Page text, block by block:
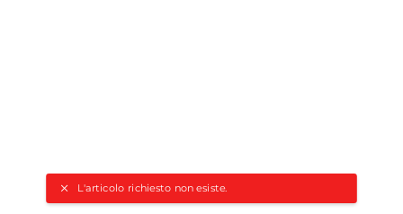
L'articolo richiesto non esiste.